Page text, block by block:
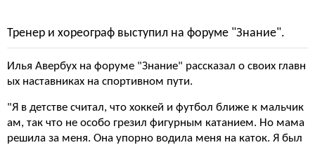
Тренер и хореограф выступил на форуме "Знание".
Илья Авербух на форуме "Знание" рассказал о своих главн
ых наставниках на спортивном пути.
"Я в детстве считал, что хоккей и футбол ближе к мальчик
ам, так что не особо грезил фигурным катанием. Но мама
решила за меня. Она упорно водила меня на каток. Я был